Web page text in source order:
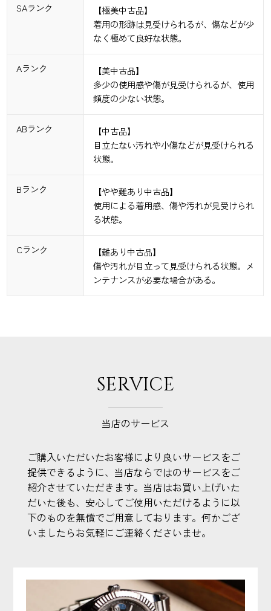
SAランク
【極美中古品】
着用の形跡は見受けられるが、傷などが少
なく極めて良好な状態。
Aランク
【美中古品】
多少の使用感や傷が見受けられるが、使用
頻度の少ない状態。
ABランク
【中古品】
目立たない汚れや小傷などが見受けられる
状態。
Bランク
【やや難あり中古品】
使用による着用感、傷や汚れが見受けられ
る状態。
Cランク
【難あり中古品】
傷や汚れが目立って見受けられる状態。メ
ンテナンスが必要な場合がある。
SERVICE
当店のサービス
ご購入いただいたお客様により良いサービスをご
提供できるように、当店ならではのサービスをご
紹介させていただきます。当店はお買い上げいた
だいた後も、安心してご使用いただけるように以
下のものを無償でご用意しております。何かござ
いましたらお気軽にご連絡くださいませ。